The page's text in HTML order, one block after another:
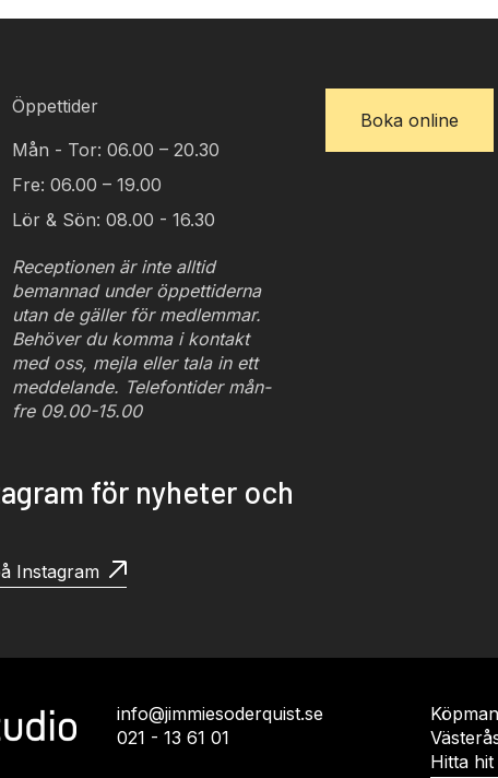
Öppettider
Mån - Tor: 06.00 – 20.30
Fre: 06.00 – 19.00
Lör & Sön: 08.00 - 16.30
Receptionen är inte alltid
bemannad under öppettiderna
utan de gäller för medlemmar.
Behöver du komma i kontakt
med oss, mejla eller tala in ett
meddelande. Telefontider mån-
fre 09.00-15.00
Boka online
för nyheter och
Instagram
info@jimmiesoderquist.se
021 - 13 61 01
Hitta hit